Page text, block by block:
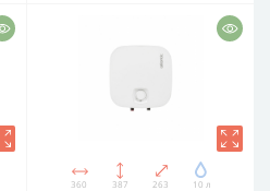
360 387 263 10 л